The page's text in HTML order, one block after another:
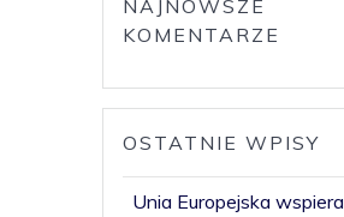
NAJNOWSZE
KOMENTARZE
OSTATNIE WPISY
Unia Europejska wspiera